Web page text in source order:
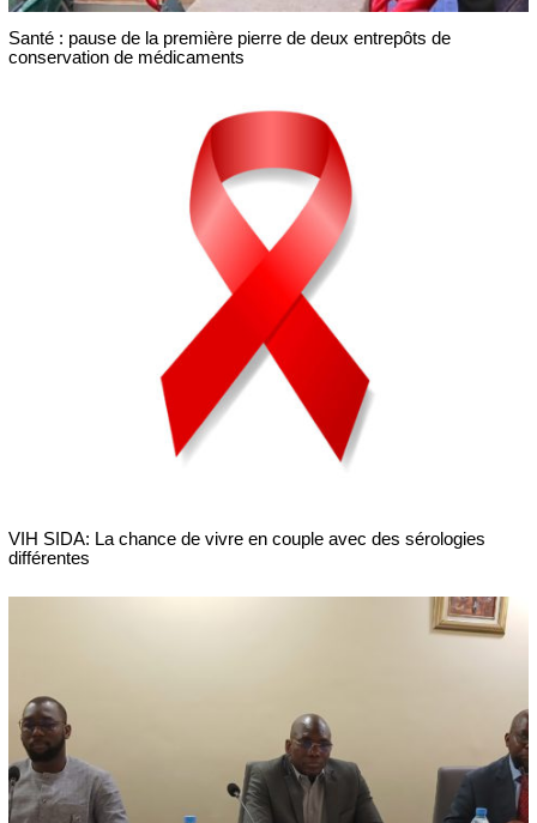
Santé : pause de la première pierre de deux entrepôts de
conservation de médicaments
VIH SIDA: La chance de vivre en couple avec des sérologies
différentes